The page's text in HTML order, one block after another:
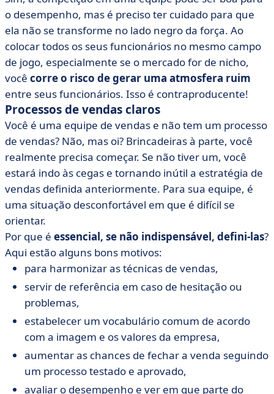
o desempenho, mas é preciso ter cuidado para que
ela não se transforme no lado negro da força. Ao
colocar todos os seus funcionários no mesmo campo
de jogo, especialmente se o mercado for de nicho,
você corre o risco de gerar uma atmosfera ruim
entre seus funcionários. Isso é contraproducente!
Processos de vendas claros
Você é uma equipe de vendas e não tem um processo
de vendas? Não, mas oi? Brincadeiras à parte, você
realmente precisa começar. Se não tiver um, você
estará indo às cegas e tornando inútil a estratégia de
vendas definida anteriormente. Para sua equipe, é
uma situação desconfortável em que é difícil se
orientar.
Por que é essencial, se não indispensável, defini-las?
Aqui estão alguns bons motivos:
para harmonizar as técnicas de vendas,
servir de referência em caso de hesitação ou
problemas,
estabelecer um vocabulário comum de acordo
com a imagem e os valores da empresa,
aumentar as chances de fechar a venda seguindo
um processo testado e aprovado,
avaliar o desempenho e ver em que parte do